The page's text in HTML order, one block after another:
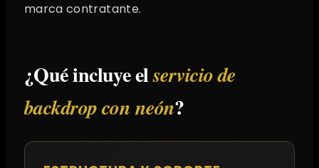
marca contratante.
¿Qué incluye elservicio de
backdrop con neón?